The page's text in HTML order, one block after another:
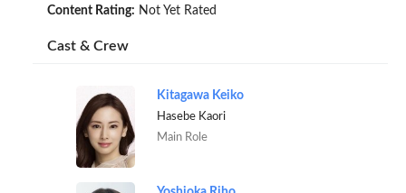
Content Rating: Not Yet Rated
Cast & Crew
Kitagawa Keiko
Hasebe Kaori
Main Role